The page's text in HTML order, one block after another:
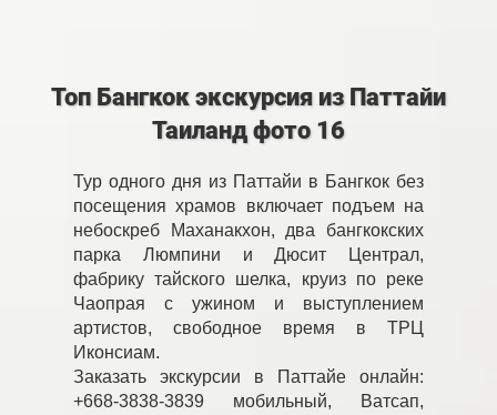
Топ Бангкок экскурсия из Паттайи
Таиланд фото 16
Тур одного дня из Паттайи в Бангкок без
посещения храмов включает подъем на
небоскреб Маханакхон, два бангкокских
парка Люмпини и Дюсит Централ,
фабрику тайского шелка, круиз по реке
Чаопрая с ужином и выступлением
артистов, свободное время в ТРЦ
Иконсиам.
Заказать экскурсии в Паттайе онлайн:
+668-3838-3839 мобильный, Ватсап,